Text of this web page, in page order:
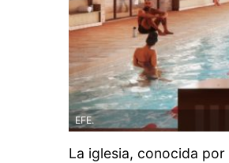
EFE.
La iglesia, conocida